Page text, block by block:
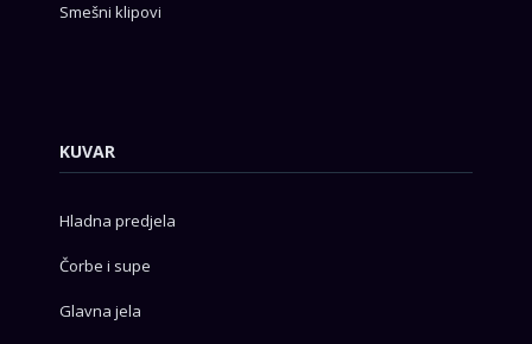
Smešni klipovi
KUVAR
Hladna predjela
Čorbe i supe
Glavna jela